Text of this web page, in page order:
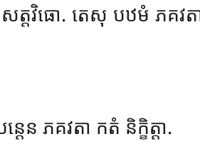
ត្តវិធោ. តេសុ បឋមំ ភគវត
ន ភគវតា កតំ និក្ខិត្តា.